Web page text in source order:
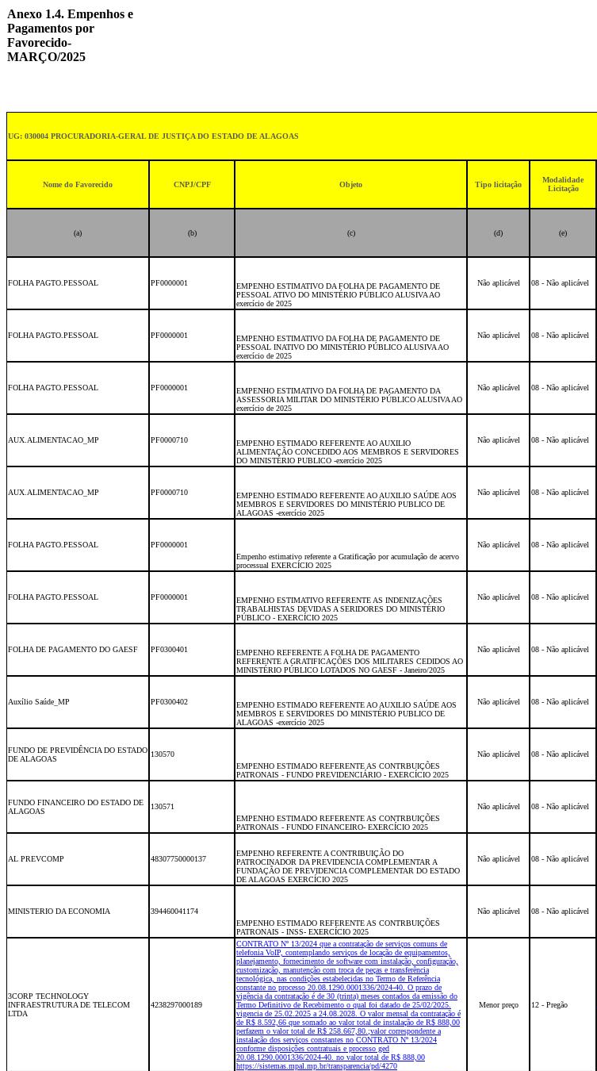
Anexo 1.4. Empenhos e
Pagamentos por
Favorecido-
MARÇO/2025
UG: 030004 PROCURADORIA-GERAL DE JUSTIÇA DO ESTADO DE ALAGOAS
Nome do Favorecido CNPJ/CPF Objeto Tipo licitação
Modalidade
Licitação
(a) (b) (c) (d) (e)
FOLHA PAGTO.PESSOAL PF0000001
EMPENHO ESTIMATIVO DA FOLHA DE PAGAMENTO DE
PESSOAL ATIVO DO MINISTÉRIO PÚBLICO ALUSIVA AO
exercício de 2025
Não aplicável 08 - Não aplicável
FOLHA PAGTO.PESSOAL PF0000001
EMPENHO ESTIMATIVO DA FOLHA DE PAGAMENTO DE
PESSOAL INATIVO DO MINISTÉRIO PÚBLICO ALUSIVA AO
exercício de 2025
Não aplicável 08 - Não aplicável
FOLHA PAGTO.PESSOAL PF0000001
EMPENHO ESTIMATIVO DA FOLHA DE PAGAMENTO DA
ASSESSORIA MILITAR DO MINISTÉRIO PÚBLICO ALUSIVA AO
exercício de 2025
Não aplicável 08 - Não aplicável
AUX.ALIMENTACAO_MP PF0000710
EMPENHO ESTIMADO REFERENTE AO AUXILIO
ALIMENTAÇÃO CONCEDIDO AOS MEMBROS E SERVIDORES
DO MINISTÉRIO PUBLICO -exercício 2025
Não aplicável 08 - Não aplicável
AUX.ALIMENTACAO_MP PF0000710
EMPENHO ESTIMADO REFERENTE AO AUXILIO SAÚDE AOS
MEMBROS E SERVIDORES DO MINISTÉRIO PUBLICO DE
ALAGOAS -exercício 2025
Não aplicável 08 - Não aplicável
FOLHA PAGTO.PESSOAL
PF0000001
Empenho estimativo referente a Gratificação por acumulação de acervo
processual EXERCÍCIO 2025
Não aplicável 08 - Não aplicável
FOLHA PAGTO.PESSOAL PF0000001
EMPENHO ESTIMATIVO REFERENTE AS INDENIZAÇÕES
TRABALHISTAS DEVIDAS A SERIDORES DO MINISTÉRIO
PÚBLICO - EXERCÍCIO 2025
Não aplicável 08 - Não aplicável
FOLHA DE PAGAMENTO DO GAESF PF0300401
EMPENHO REFERENTE A FOLHA DE PAGAMENTO
REFERENTE A GRATIFICAÇÕES DOS MILITARES CEDIDOS AO
MINISTÉRIO PÚBLICO LOTADOS NO GAESF - Janeiro/2025
Não aplicável 08 - Não aplicável
Auxílio Saúde_MP PF0300402
EMPENHO ESTIMADO REFERENTE AO AUXILIO SAÚDE AOS
MEMBROS E SERVIDORES DO MINISTÉRIO PUBLICO DE
ALAGOAS -exercício 2025
Não aplicável 08 - Não aplicável
FUNDO DE PREVIDÊNCIA DO ESTADO
DE ALAGOAS
130570
EMPENHO ESTIMADO REFERENTE AS CONTRBUIÇÕES
PATRONAIS - FUNDO PREVIDENCIÁRIO - EXERCÍCIO 2025
Não aplicável 08 - Não aplicável
FUNDO FINANCEIRO DO ESTADO DE
ALAGOAS
130571
EMPENHO ESTIMADO REFERENTE AS CONTRBUIÇÕES
PATRONAIS - FUNDO FINANCEIRO- EXERCÍCIO 2025
Não aplicável 08 - Não aplicável
AL PREVCOMP 48307750000137
EMPENHO REFERENTE A CONTRIBUIÇÃO DO
PATROCINADOR DA PREVIDENCIA COMPLEMENTAR A
FUNDAÇÃO DE PREVIDENCIA COMPLEMENTAR DO ESTADO
DE ALAGOAS EXERCÍCIO 2025
Não aplicável 08 - Não aplicável
MINISTERIO DA ECONOMIA
394460041174
EMPENHO ESTIMADO REFERENTE AS CONTRBUIÇÕES
PATRONAIS - INSS- EXERCÍCIO 2025
Não aplicável 08 - Não aplicável
3CORP TECHNOLOGY
INFRAESTRUTURA DE TELECOM
LTDA
4238297000189
CONTRATO Nº 13/2024 que a contratação de serviços comuns de
telefonia VoIP, contemplando serviços de locação de equipamentos,
planejamento, fornecimento de software com instalação, configuração,
customização, manutenção com troca de peças e transferência
tecnológica, nas condições estabelecidas no Termo de Referência
constante no processo 20.08.1290.0001336/2024-40. O prazo de
vigência da contratação é de 30 (trinta) meses contados da emissão do
Termo Definitivo de Recebimento o qual foi datado de 25/02/2025.
vigencia de 25.02.2025 a 24.08.2028. O valor mensal da contratação é
de R$ 8.592,66 que somado ao valor total de instalação de R$ 888,00
perfazem o valor total de R$ 258.667,80.;valor correspondente a
instalação dos serviços constantes no CONTRATO Nº 13/2024
conforme disposições contratuais e processo ged
20.08.1290.0001336/2024-40. no valor total de R$ 888,00
https://sistemas.mpal.mp.br/transparencia/pd/4270
Menor preço 12 - Pregão